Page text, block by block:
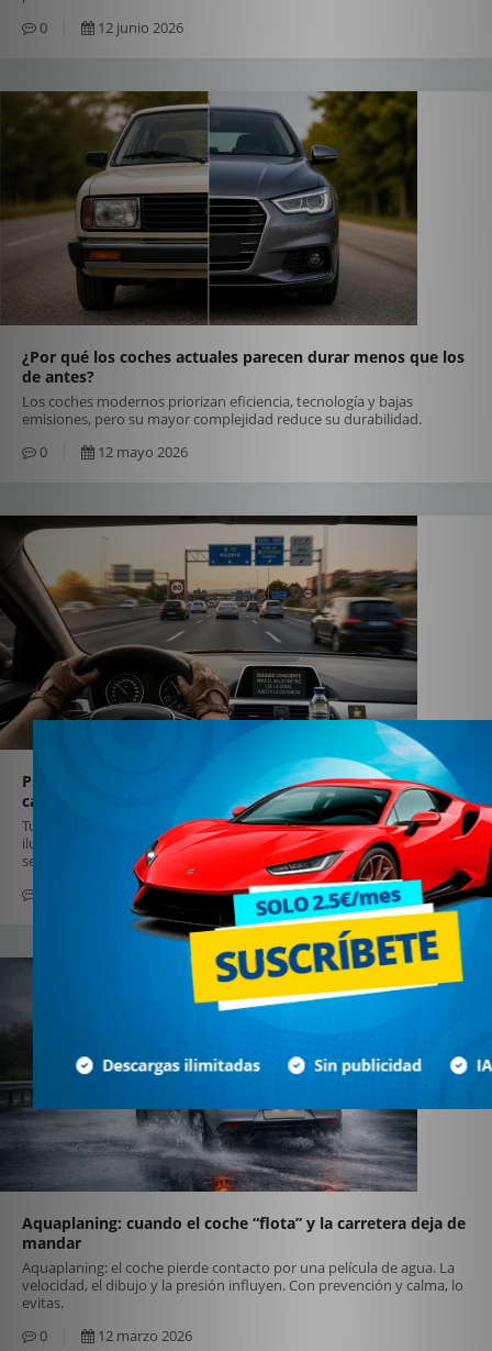
0
12 junio 2026
¿Por qué los coches actuales parecen durar menos que los
de antes?
Los coches modernos priorizan eficiencia, tecnología y bajas
emisiones, pero su mayor complejidad reduce su durabilidad.
0
12 mayo 2026
Psicología al volante: por qué tu cerebro “recorta” la
carretera y cómo recuperar el control
Tu cerebro usa atajos al conducir: atención selectiva, efecto arrastre,
ilusión de control e ira. Con rutinas y calma recuperas control y
seguridad.
31 marzo 2026
Aquaplaning: cuando el coche “flota” y la carretera deja de
mandar
Aquaplaning: el coche pierde contacto por una película de agua. La
velocidad, el dibujo y la presión influyen. Con prevención y calma, lo
evitas.
0
12 marzo 2026